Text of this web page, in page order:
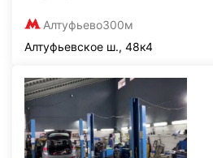
Алтуфьево300м
Алтуфьевское ш., 48к4